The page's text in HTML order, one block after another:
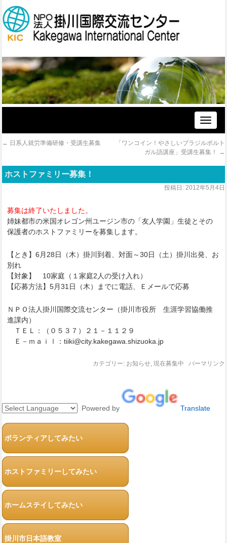
Toggle
← 日系人就労準備研修・受講生募集
「ワンコイン！やさしいブラジルポルト
ガル語講座」受講生募集！
→
ホストファミリー募集！
投稿日: 2012年5月4日
募集は終了いたしました。
姉妹都市の米国オレゴン州ユージン市の「友人学園」生徒とその
保護者のホストファミリーを募集します。
【とき】6月28日（木）掛川到着、対面～30日（土）掛川出発、お
別れ
【対象】 10家庭（１家庭2人の受け入れ）
【応募方法】5月31日（木）までに電話、Ｅメールで応募
ＮＰＯ法人掛川国際交流センター（掛川市役所 生涯学習協働推
進課内）
ＴＥＬ：（０５３７）２１－１１２９
Ｅ－ｍａｉｌ：tiiki@city.kakegawa.shizuoka.jp
カテゴリー: お知らせ, 現在募集中 パーマリンク
Powered by Translate
ボランティアしてみたい
ホストファミリーしてみたい
ホームステイしてみたい
掛川市日本語教室